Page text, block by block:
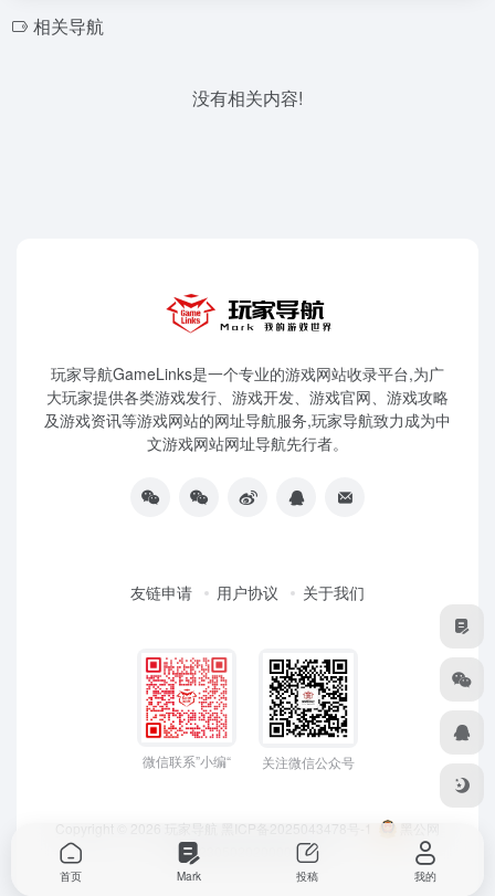
相关导航
没有相关内容!
玩家导航GameLinks是一个专业的游戏网站收录平台,为广
大玩家提供各类游戏发行、游戏开发、游戏官网、游戏攻略
及游戏资讯等游戏网站的网址导航服务,玩家导航致力成为中
文游戏网站网址导航先行者。
友链申请 用户协议 关于我们
微信联系”小编“ 关注微信公众号
Copyright © 2026 玩家导航 黑ICP备2025043478号-1
黑公网
安备23050202000033号
首页 Mark 投稿 我的